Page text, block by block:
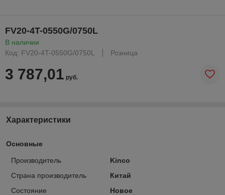
FV20-4T-0550G/0750L
В наличии
Код: FV20-4T-0550G/0750L
Розница
3 787,01 руб.
Характеристики
Основные
Производитель
Kinco
Страна производитель
Китай
Состояние
Новое